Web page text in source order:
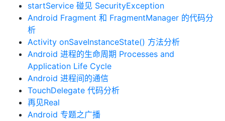
startService 碰见 SecurityException
Android Fragment 和 FragmentManager 的代码分
析
Activity onSaveInstanceState() 方法分析
Android 进程的生命周期 Processes and
Application Life Cycle
Android 进程间的通信
TouchDelegate 代码分析
再见Real
Android 专题之广播